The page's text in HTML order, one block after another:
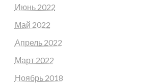
Июнь 2022
Май 2022
Апрель 2022
Март 2022
Ноябрь 2018